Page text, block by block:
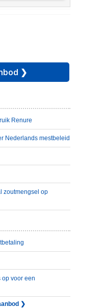
❯
Renure
Nederlands mestbeleid
zoutmengsel op
op voor een
❯